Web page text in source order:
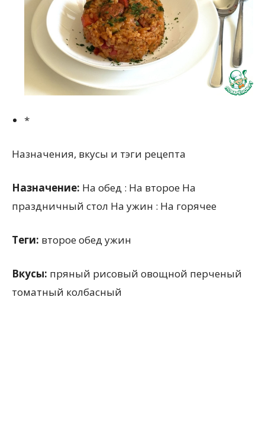
*
Назначения, вкусы и тэги рецепта
Назначение: На обед : На второе На
праздничный стол На ужин : На горячее
Теги: второе обед ужин
Вкусы: пряный рисовый овощной перченый
томатный колбасный